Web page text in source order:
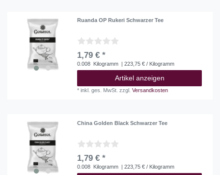
Ruanda OP Rukeri Schwarzer Tee
1,79 € *
0.008 Kilogramm | 223,75 € / Kilogramm
Artikel anzeigen
*inkl. ges. MwSt. zzgl.Versandkosten
China Golden Black Schwarzer Tee
1,79 € *
0.008 Kilogramm | 223,75 € / Kilogramm